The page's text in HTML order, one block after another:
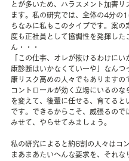
とが多いため、ハラスメント加害リ
ます。私の研究では、全体の4分の1
ちなみに私もこのタイプです。案の
度も正社員として協調性を発揮した
ん・・・
「この仕事、オレが抜けるわけにい
康診断はいかなくていーや」なんつ
康リスク高めの人々でもありますの
コントロールが効く立場にいるのな
を変えて、後輩に任せる、育てると
です。できるからこそ、威張るので
みせて、やらせてみましょう。
私の研究によると約6割の人々はコ
まあまあたいへんな要求を、それな